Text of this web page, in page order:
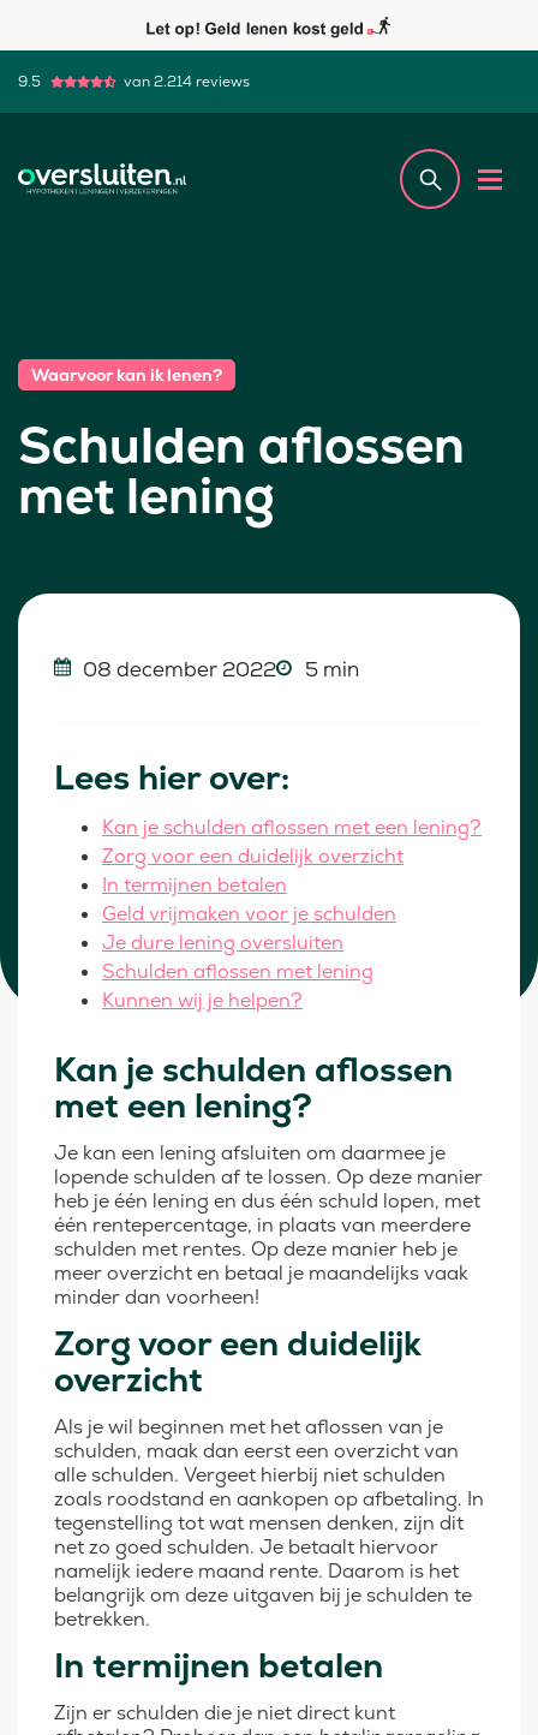
9.5 van 2.214 reviews
Waarvoor kan ik lenen?
Schulden aflossen
met lening
08 december 2022 5 min
Lees hier over:
Kan je schulden aflossen met een lening?
Zorg voor een duidelijk overzicht
In termijnen betalen
Geld vrijmaken voor je schulden
Je dure lening oversluiten
Schulden aflossen met lening
Kunnen wij je helpen?
Kan je schulden aflossen
met een lening?
Je kan een lening afsluiten om daarmee je
lopende schulden af te lossen. Op deze manier
heb je één lening en dus één schuld lopen, met
één rentepercentage, in plaats van meerdere
schulden met rentes. Op deze manier heb je
meer overzicht en betaal je maandelijks vaak
minder dan voorheen!
Zorg voor een duidelijk
overzicht
Als je wil beginnen met het aflossen van je
schulden, maak dan eerst een overzicht van
alle schulden. Vergeet hierbij niet schulden
zoals roodstand en aankopen op afbetaling. In
tegenstelling tot wat mensen denken, zijn dit
net zo goed schulden. Je betaalt hiervoor
namelijk iedere maand rente. Daarom is het
belangrijk om deze uitgaven bij je schulden te
betrekken.
In termijnen betalen
Zijn er schulden die je niet direct kunt